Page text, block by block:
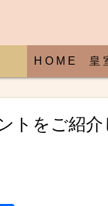
H O M E 皇
トをご紹